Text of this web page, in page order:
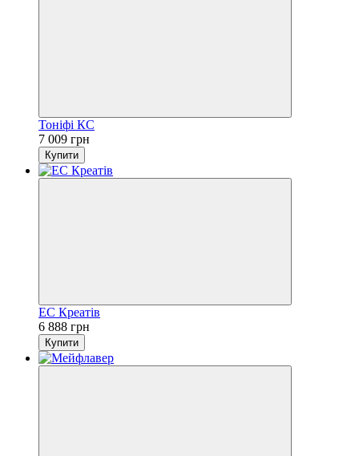
Тоніфі КС
7 009 грн
Купити
ЕС Креатів
6 888 грн
Купити